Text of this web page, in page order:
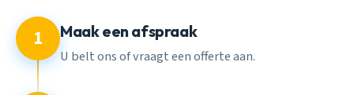
1 Maak een afspraak
U belt ons of vraagt een offerte aan.